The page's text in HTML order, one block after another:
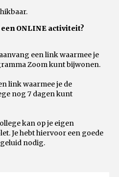
ONLINE activiteit?
een link waarmee je
Zoom kunt bijwonen.
link waarmee je de
nog 7 dagen kunt
kan op je eigen
Je hebt hiervoor een goede
nodig.